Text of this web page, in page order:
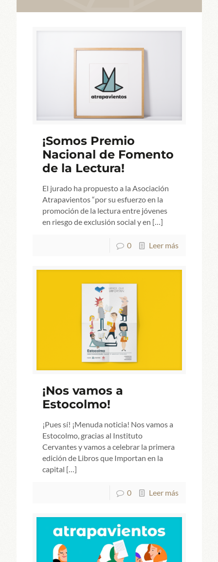
¡Somos Premio
Nacional de Fomento
de la Lectura!
El jurado ha propuesto a la Asociación
Atrapavientos “por su esfuerzo en la
promoción de la lectura entre jóvenes
en riesgo de exclusión social y en […]
0 Leer más
¡Nos vamos a
Estocolmo!
¡Pues sí! ¡Menuda noticia! Nos vamos a
Estocolmo, gracias al Instituto
Cervantes y vamos a celebrar la primera
edición de Libros que Importan en la
capital […]
0 Leer más